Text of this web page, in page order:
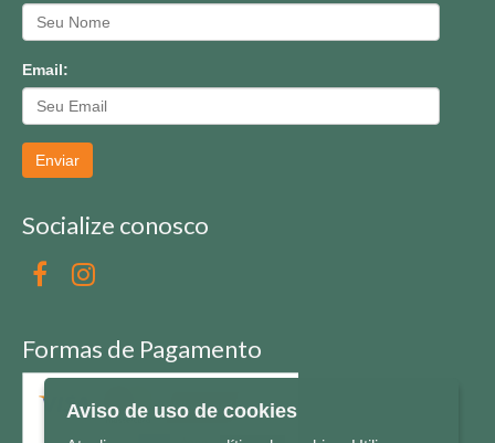
Email:
Enviar
Socialize conosco
Formas de Pagamento
Aviso de uso de cookies